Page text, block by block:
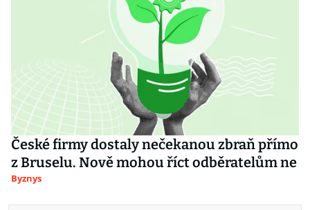
České firmy dostaly nečekanou zbraň přímo
z Bruselu. Nově mohou říct odběratelům ne
Byznys